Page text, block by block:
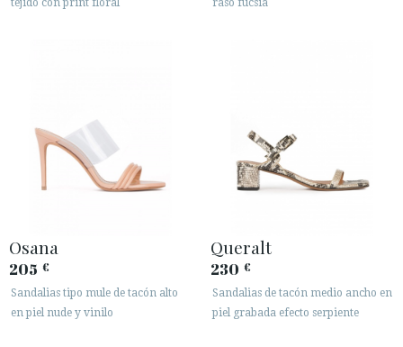
tejido con print floral raso fucsia
Osana
205 €
Sandalias tipo mule de tacón alto
en piel nude y vinilo
Queralt
230 €
Sandalias de tacón medio ancho en
piel grabada efecto serpiente